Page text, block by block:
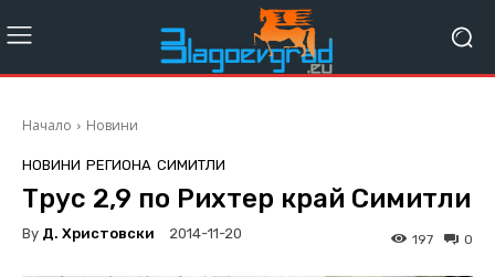
Начало Новини
НОВИНИ РЕГИОНА СИМИТЛИ
Трус 2,9 по Рихтер край Симитли
By Д. Христовски 2014-11-20 0
197